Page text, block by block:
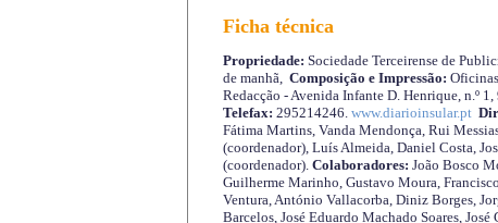
Ficha técnica
Propriedade: Sociedade Terceirense de
de manhã, Composição e Impressão:
Redacção - Avenida Infante D. Henrique, n.º
Telefax: 295214246. www.diarioinsular.pt
Fátima Martins, Vanda Mendonça, Rui
(coordenador), Luís Almeida, Daniel Costa,
(coordenador). Colaboradores: João Bosco
Guilherme Marinho, Gustavo Moura,
Ventura, António Vallacorba, Diniz Borges,
Barcelos, José Eduardo Machado Soares,